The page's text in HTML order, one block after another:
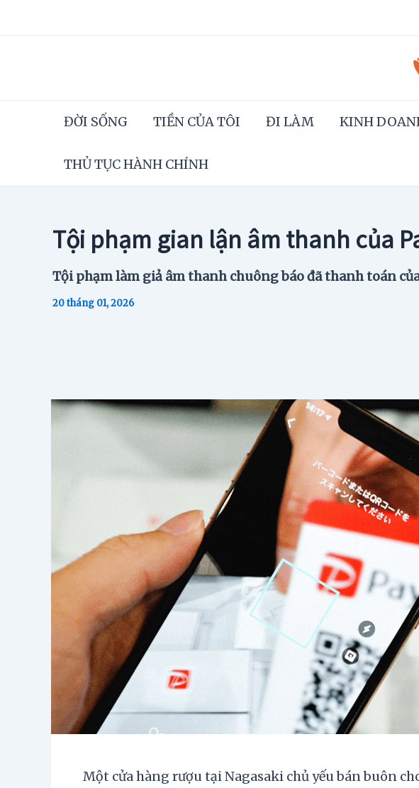
ĐỜI SỐNG TIỀN CỦA TÔI ĐI LÀM KINH
THỦ TỤC HÀNH CHÍNH
Tội phạm gian lận âm thanh của
Tội phạm làm giả âm thanh chuông báo đã thanh toán
20 tháng 01, 2026
Một cửa hàng rượu tại Nagasaki chủ yếu bán buôn